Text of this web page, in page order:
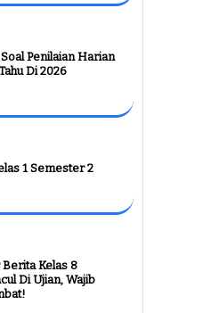
Penilaian Harian
Di 2026
1 Semester 2
Kelas 8
Di Ujian, Wajib